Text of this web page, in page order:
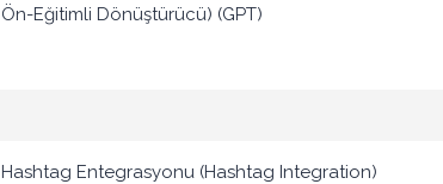
Ön-Eğitimli Dönüştürücü) (GPT)
Hashtag Entegrasyonu (Hashtag Integration)